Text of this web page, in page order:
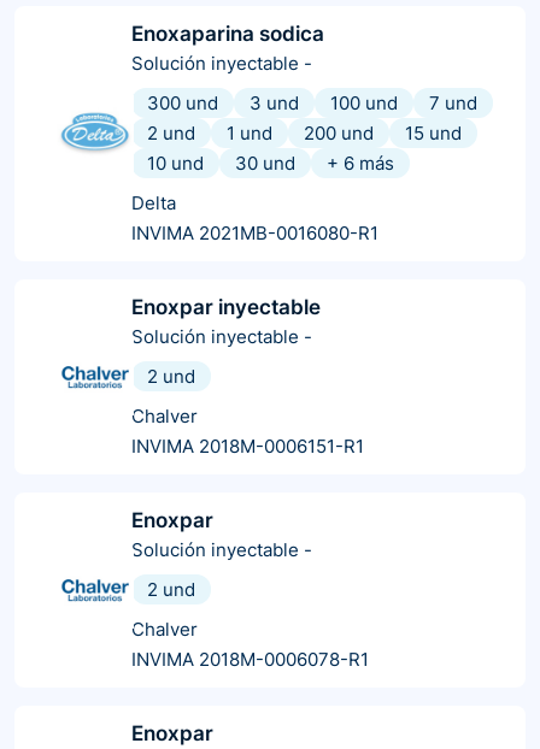
Enoxaparina sodica
Solución inyectable -
300 und
3 und 100 und
7 und
2 und
1 und 200 und
15 und
10 und
30 und + 6 más
Delta
INVIMA 2021MB-0016080-R1
Enoxpar inyectable
Solución inyectable -
2 und
Chalver
INVIMA 2018M-0006151-R1
Enoxpar
Solución inyectable -
2 und
Chalver
INVIMA 2018M-0006078-R1
Enoxpar